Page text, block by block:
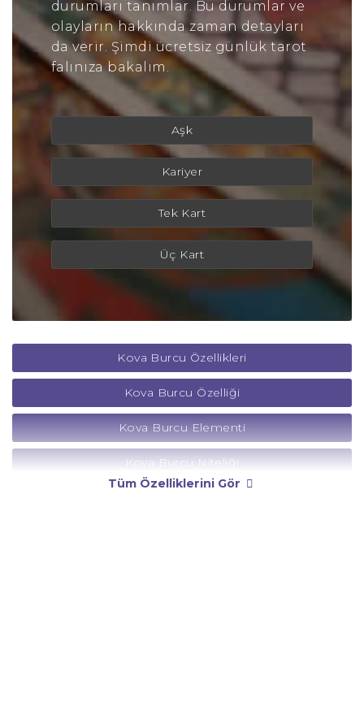
durumları tanımlar. Bu durumlar ve
olayların hakkında zaman detayları
da verir. Şimdi ücretsiz günlük tarot
falınıza bakalım.
Aşk
Kariyer
Tek Kart
Üç Kart
Kova Burcu Özellikleri
Kova Burcu Özelliği
Kova Burcu Elementi
Kova Burcu Niteliği
Tüm Özelliklerini Gör